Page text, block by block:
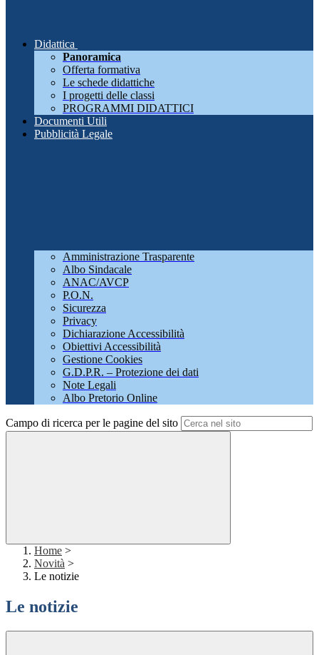
Didattica
Panoramica
Offerta formativa
Le schede didattiche
I progetti delle classi
PROGRAMMI DIDATTICI
Documenti Utili
Pubblicità Legale
Amministrazione Trasparente
Albo Sindacale
ANAC/AVCP
P.O.N.
Sicurezza
Privacy
Dichiarazione Accessibilità
Obiettivi Accessibilità
Gestione Cookies
G.D.P.R. – Protezione dei dati
Note Legali
Albo Pretorio Online
Campo di ricerca per le pagine del sito
Home >
Novità >
Le notizie
Le notizie